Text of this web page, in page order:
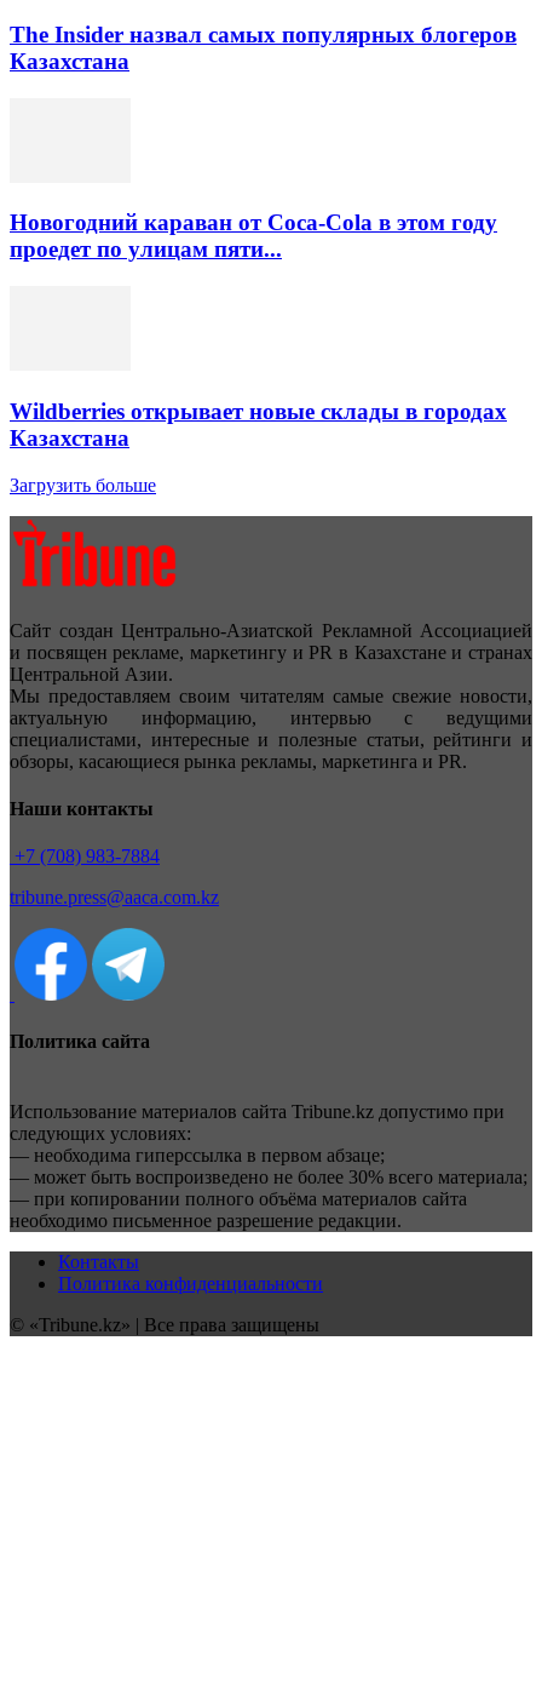
The Insider назвал самых популярных блогеров
Казахстана
Новогодний караван от Coca-Cola в этом году
проедет по улицам пяти...
Wildberries открывает новые склады в городах
Казахстана
Загрузить больше
Сайт создан Центрально-Азиатской Рекламной Ассоциацией
и посвящен рекламе, маркетингу и PR в Казахстане и странах
Центральной Азии.
Мы предоставляем своим читателям самые свежие новости,
актуальную информацию, интервью с ведущими
специалистами, интересные и полезные статьи, рейтинги и
обзоры, касающиеся рынка рекламы, маркетинга и PR.
Наши контакты
+7 (708) 983-7884
tribune.press@aaca.com.kz
Политика сайта
Использование материалов сайта Tribune.kz допустимо при
следующих условиях:
— необходима гиперссылка в первом абзаце;
— может быть воспроизведено не более 30% всего материала;
— при копировании полного объёма материалов сайта
необходимо письменное разрешение редакции.
Контакты
Политика конфиденциальности
© «Tribune.kz» | Все права защищены